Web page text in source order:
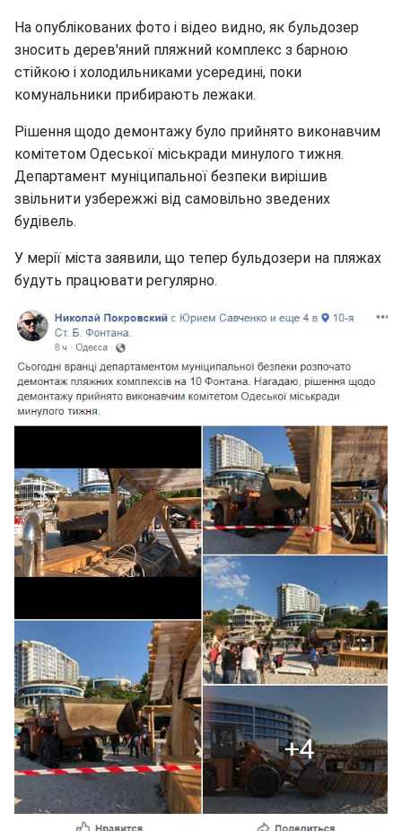
На опублікованих фото і відео видно, як бульдозер
зносить дерев'яний пляжний комплекс з барною
стійкою і холодильниками усередині, поки
комунальники прибирають лежаки.
Рішення щодо демонтажу було прийнято виконавчим
комітетом Одеської міськради минулого тижня.
Департамент муніципальної безпеки вирішив
звільнити узбережжі від самовільно зведених
будівель.
У мерії міста заявили, що тепер бульдозери на пляжах
будуть працювати регулярно.